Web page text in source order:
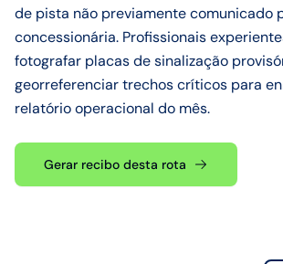
de pista não previamente comunicado
concessionária. Profissionais
fotografar placas de sinalização
georreferenciar trechos críticos para
relatório operacional do mês.
Gerar recibo desta rota